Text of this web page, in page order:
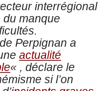
interrégional
manque
Perpignan a
actualité
« , déclare le
si l’on